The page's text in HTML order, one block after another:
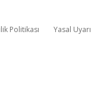
Politikası Yasal Uyarı